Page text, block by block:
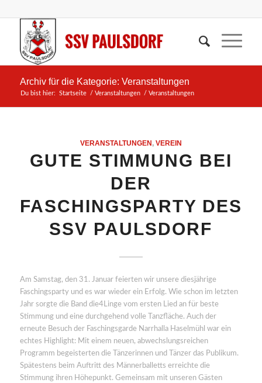
Archiv für die Kategorie: Veranstaltungen
Du bist hier: Startseite / Veranstaltungen / Veranstaltungen
VERANSTALTUNGEN, VEREIN
GUTE STIMMUNG BEI
DER
FASCHINGSPARTY DES
SSV PAULSDORF
Am Samstag, den 31. Januar feierten wir unsere diesjährige
Faschingsparty und es war wieder ein Erfolg. Wie schon im letzten
Jahr sorgte die Band die4Linge vom ersten Lied an für beste
Stimmung und eine durchgehend volle Tanzfläche. Auch der
erneute Besuch der Faschingsgarde Narrhalla Haselmühl war ein
echtes Highlight: Mit einem neuen, abwechslungsreichen
Programm begeisterten die Tänzerinnen und Tänzer das Publikum.
Spätestens beim Auftritt des Männerballetts erreichte die
Stimmung ihren Höhepunkt. Gemeinsam mit unseren Gästen